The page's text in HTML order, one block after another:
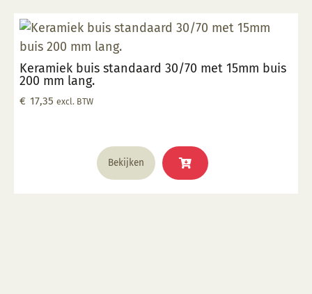
Keramiek buis standaard 30/70 met 15mm buis
200 mm lang.
€ 17,35 excl. BTW
Bekijken